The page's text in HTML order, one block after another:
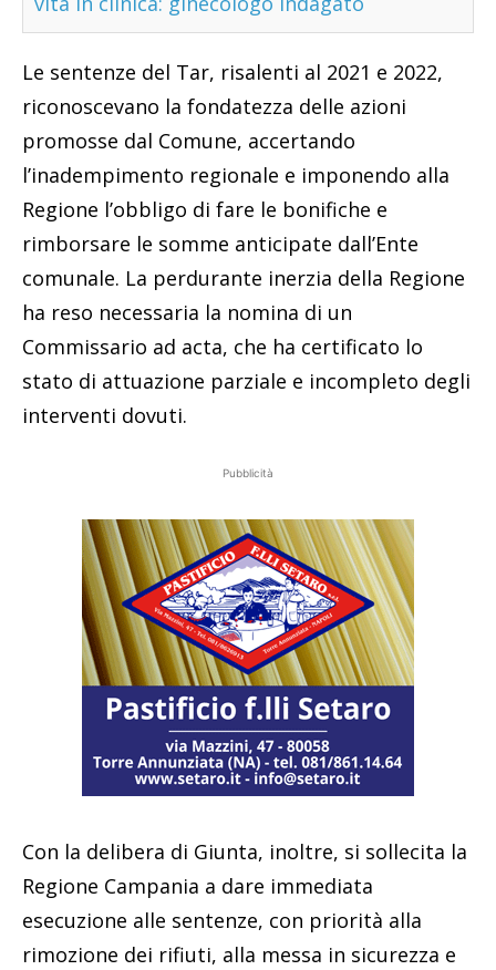
Le sentenze del Tar, risalenti al 2021 e 2022,
riconoscevano la fondatezza delle azioni
promosse dal Comune, accertando
l’inadempimento regionale e imponendo alla
Regione l’obbligo di fare le bonifiche e
rimborsare le somme anticipate dall’Ente
comunale. La perdurante inerzia della Regione
ha reso necessaria la nomina di un
Commissario ad acta, che ha certificato lo
stato di attuazione parziale e incompleto degli
interventi dovuti.
Pubblicità
Con la delibera di Giunta, inoltre, si sollecita la
Regione Campania a dare immediata
esecuzione alle sentenze, con priorità alla
rimozione dei rifiuti, alla messa in sicurezza e